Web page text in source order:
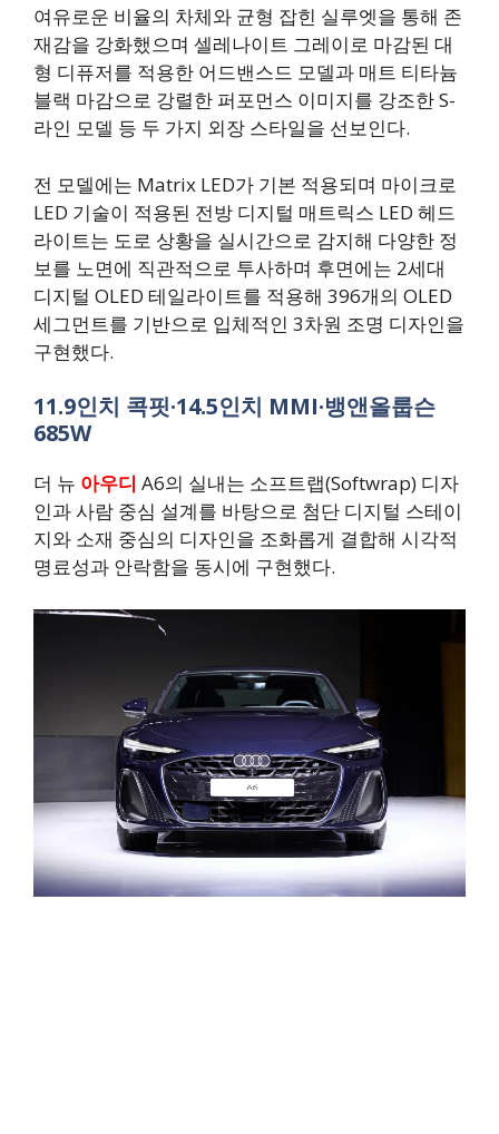
여유로운 비율의 차체와 균형 잡힌 실루엣을 통해 존
재감을 강화했으며 셀레나이트 그레이로 마감된 대
형 디퓨저를 적용한 어드밴스드 모델과 매트 티타늄
블랙 마감으로 강렬한 퍼포먼스 이미지를 강조한 S-
라인 모델 등 두 가지 외장 스타일을 선보인다.
전 모델에는 Matrix LED가 기본 적용되며 마이크로
LED 기술이 적용된 전방 디지털 매트릭스 LED 헤드
라이트는 도로 상황을 실시간으로 감지해 다양한 정
보를 노면에 직관적으로 투사하며 후면에는 2세대
디지털 OLED 테일라이트를 적용해 396개의 OLED
세그먼트를 기반으로 입체적인 3차원 조명 디자인을
구현했다.
11.9인치 콕핏·14.5인치 MMI·뱅앤올룹슨
685W
더 뉴 아우디 A6의 실내는 소프트랩(Softwrap) 디자
인과 사람 중심 설계를 바탕으로 첨단 디지털 스테이
지와 소재 중심의 디자인을 조화롭게 결합해 시각적
명료성과 안락함을 동시에 구현했다.